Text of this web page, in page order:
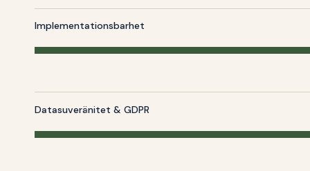
Implementationsbarhet
Datasuveränitet & GDPR